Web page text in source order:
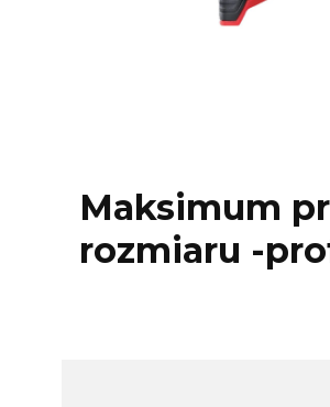
Maksimum
rozmiaru -